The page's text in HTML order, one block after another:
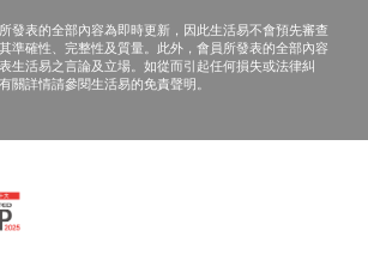
發表的全部內容為即時更新，因此生活易不會預先審查
準確性、完整性及質量。此外，會員所發表的全部內容
生活易之言論及立場。如從而引起任何損失或法律糾
關詳情請參閱生活易的免責聲明。